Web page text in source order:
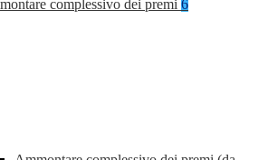
complessivo dei premi 6